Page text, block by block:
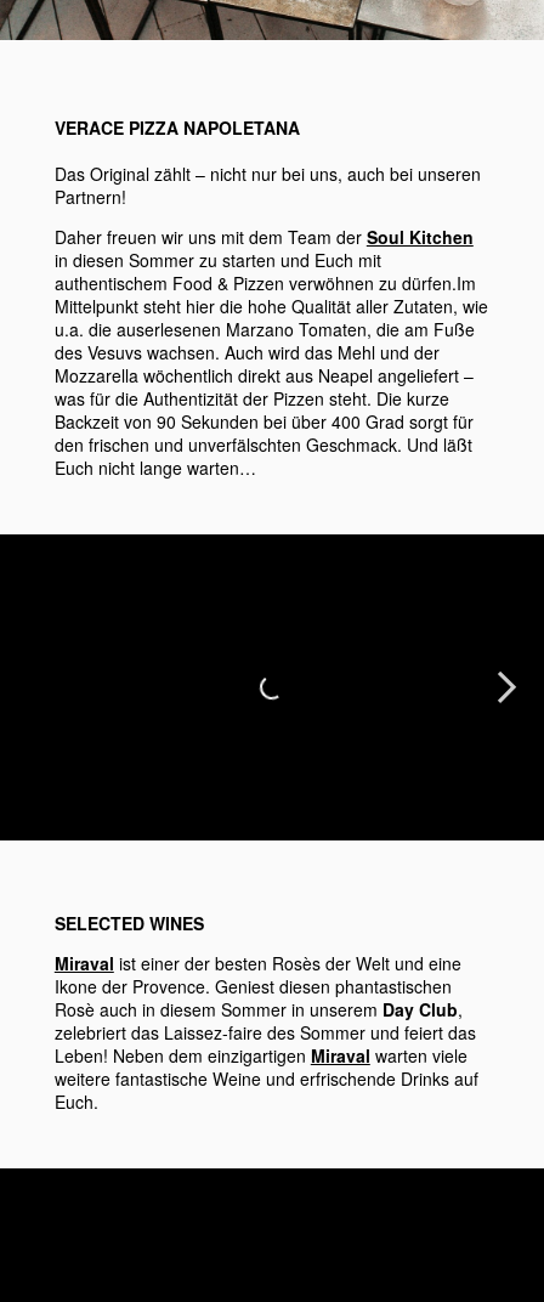
VERACE PIZZA NAPOLETANA
Das Original zählt – nicht nur bei uns, auch bei unseren
Partnern!
Daher freuen wir uns mit dem Team der Soul Kitchen
in diesen Sommer zu starten und Euch mit
authentischem Food & Pizzen verwöhnen zu dürfen.Im
Mittelpunkt steht hier die hohe Qualität aller Zutaten, wie
u.a. die auserlesenen Marzano Tomaten, die am Fuße
des Vesuvs wachsen. Auch wird das Mehl und der
Mozzarella wöchentlich direkt aus Neapel angeliefert –
was für die Authentizität der Pizzen steht. Die kurze
Backzeit von 90 Sekunden bei über 400 Grad sorgt für
den frischen und unverfälschten Geschmack. Und läßt
Euch nicht lange warten…
SELECTED WINES
Miraval ist einer der besten Rosès der Welt und eine
Ikone der Provence. Geniest diesen phantastischen
Rosè auch in diesem Sommer in unserem Day Club,
zelebriert das Laissez-faire des Sommer und feiert das
Leben! Neben dem einzigartigen Miraval warten viele
weitere fantastische Weine und erfrischende Drinks auf
Euch.